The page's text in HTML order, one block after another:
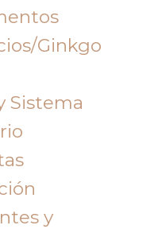
Ginkgo
Sistema
y